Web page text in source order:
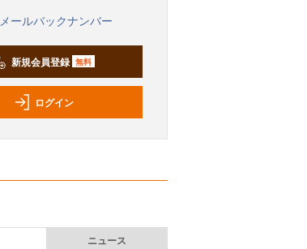
メールバックナンバー
新規会員登録 無料
ログイン
ニュース